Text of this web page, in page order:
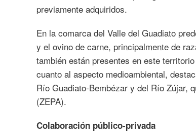
previamente adquiridos.
En la comarca del Valle del Guadiato
y el ovino de carne, principalmente de
también están presentes en este
cuanto al aspecto medioambiental,
Río Guadiato-Bembézar y del Río Zújar,
(ZEPA).
Colaboración público-privada